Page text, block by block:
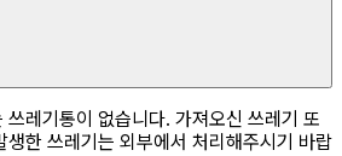
쓰레기통이 없습니다. 가져오신 쓰레기 또
생한 쓰레기는 외부에서 처리해주시기 바랍